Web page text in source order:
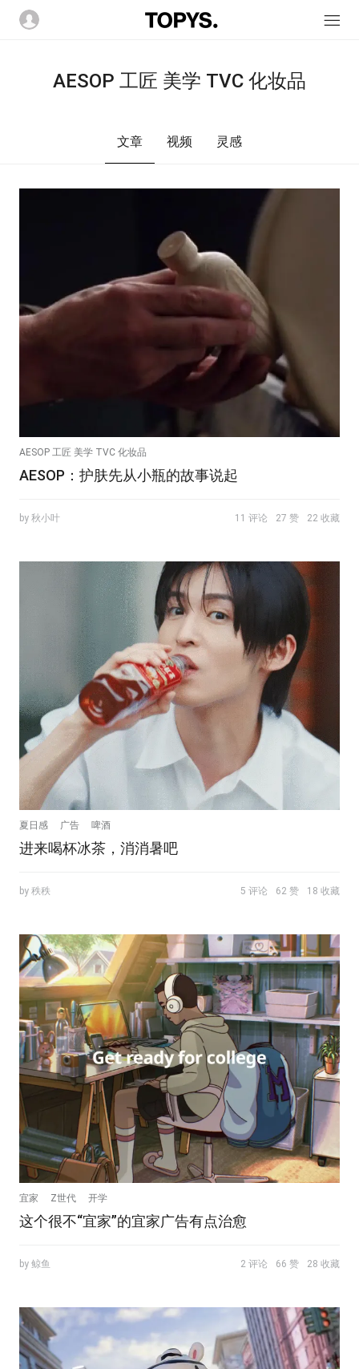
AESOP 工匠 美学 TVC 化妆品
文章 视频 灵感
AESOP 工匠 美学 TVC 化妆品
AESOP：护肤先从小瓶的故事说起
by 秋小叶 11 评论 27 赞 22 收藏
夏日感 广告 啤酒
进来喝杯冰茶，消消暑吧
by 秩秩 5 评论 62 赞 18 收藏
宜家 Z世代 开学
这个很不“宜家”的宜家广告有点治愈
by 鲸鱼 2 评论 66 赞 28 收藏